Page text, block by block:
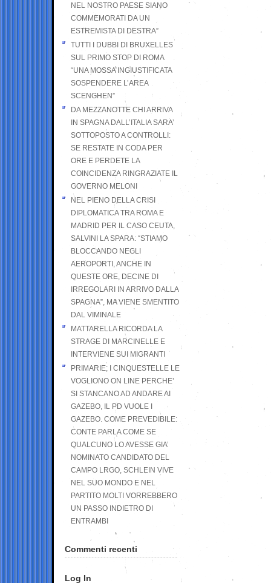
NEL NOSTRO PAESE SIANO
COMMEMORATI DA UN
ESTREMISTA DI DESTRA”
TUTTI I DUBBI DI BRUXELLES
SUL PRIMO STOP DI ROMA
“UNA MOSSA INGIUSTIFICATA
SOSPENDERE L’AREA
SCENGHEN”
DA MEZZANOTTE CHI ARRIVA
IN SPAGNA DALL’ITALIA SARA’
SOTTOPOSTO A CONTROLLI:
SE RESTATE IN CODA PER
ORE E PERDETE LA
COINCIDENZA RINGRAZIATE IL
GOVERNO MELONI
NEL PIENO DELLA CRISI
DIPLOMATICA TRA ROMA E
MADRID PER IL CASO CEUTA,
SALVINI LA SPARA: “STIAMO
BLOCCANDO NEGLI
AEROPORTI, ANCHE IN
QUESTE ORE, DECINE DI
IRREGOLARI IN ARRIVO DALLA
SPAGNA”, MA VIENE SMENTITO
DAL VIMINALE
MATTARELLA RICORDA LA
STRAGE DI MARCINELLE E
INTERVIENE SUI MIGRANTI
PRIMARIE; I CINQUESTELLE LE
VOGLIONO ON LINE PERCHE’
SI STANCANO AD ANDARE AI
GAZEBO, IL PD VUOLE I
GAZEBO. COME PREVEDIBILE:
CONTE PARLA COME SE
QUALCUNO LO AVESSE GIA’
NOMINATO CANDIDATO DEL
CAMPO LRGO, SCHLEIN VIVE
NEL SUO MONDO E NEL
PARTITO MOLTI VORREBBERO
UN PASSO INDIETRO DI
ENTRAMBI
Commenti recenti
Log In